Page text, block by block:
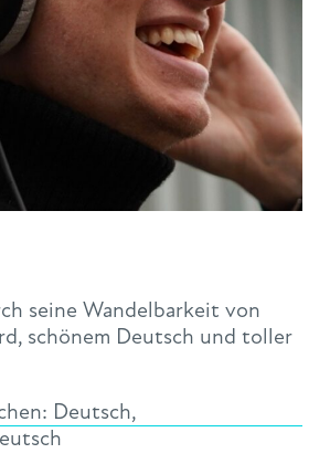
seine Wandelbarkeit von
schönem Deutsch und toller
Deutsch,